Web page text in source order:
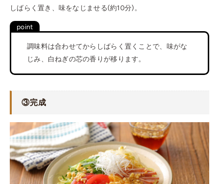
しばらく置き、味をなじませる(約10分)。
調味料は合わせてからしばらく置くことで、味がな
じみ、白ねぎの芯の香りが移ります。
③完成